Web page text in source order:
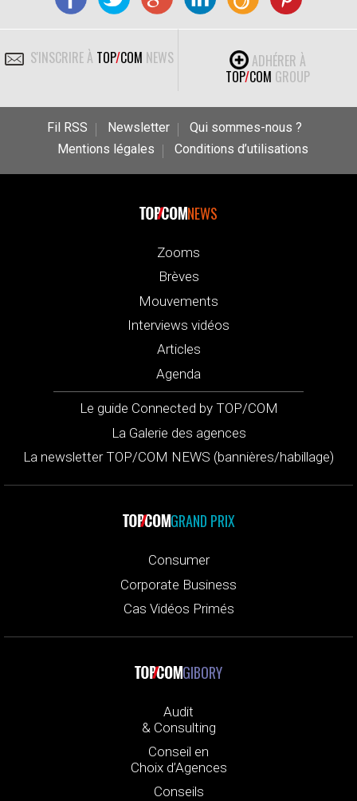
S'INSCRIRE À TOP/COM NEWS
ADHÉRER À
TOP/COM GROUP
Fil RSS Newsletter
Qui sommes-nous ?
Mentions légales
Conditions d’utilisations
NEWS
Zooms
Brèves
Mouvements
Interviews vidéos
Articles
Agenda
Le guide Connected by TOP/COM
La Galerie des agences
La newsletter TOP/COM NEWS (bannières/habillage)
GRAND PRIX
Consumer
Corporate Business
Cas Vidéos Primés
GIBORY
Audit
& Consulting
Conseil en
Choix d’Agences
Conseils